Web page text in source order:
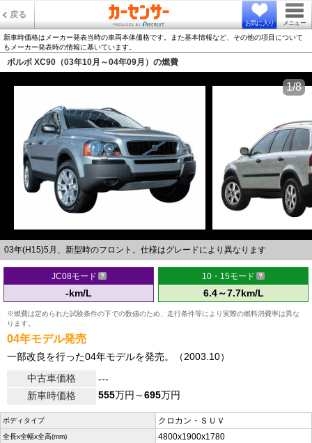
戻る
お気に入り メニュー
新車時価格はメーカー発表当時の車両本体価格です。また基本情報など、その他の項目について
もメーカー発表時の情報に基いています。
ボルボ XC90（03年10月～04年09月）の燃費
03年(H15)5月、新型時のフロント。仕様はグレードにより異なります
1/8
JC08モード
-km/L
10・15モード
6.4～7.7km/L
※燃費は定められた試験条件の下での数値のため、走行条件等により実際の燃料消費率は異な
ります。
04年モデル発売
一部改良を行った04年モデルを発売。（2003.10）
中古車価格
---
新車時価格
555万円～695万円
ボディタイプ クロカン・ＳＵＶ
全長x全幅x全高(mm) 4800x1900x1780